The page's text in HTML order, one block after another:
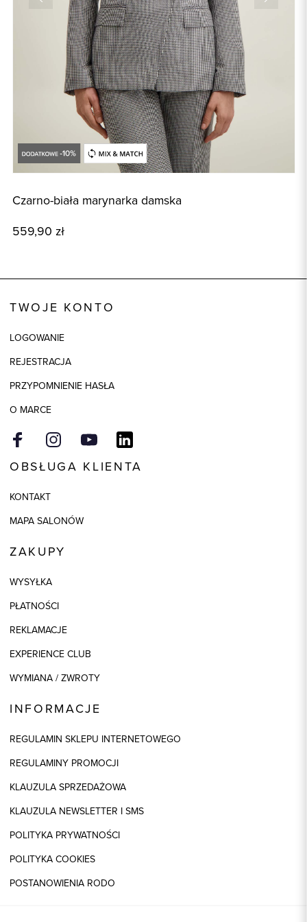
Czarno-biała marynarka damska
559,90 zł
TWOJE KONTO
LOGOWANIE
REJESTRACJA
PRZYPOMNIENIE HASŁA
O MARCE
OBSŁUGA KLIENTA
KONTAKT
MAPA SALONÓW
ZAKUPY
WYSYŁKA
PŁATNOŚCI
REKLAMACJE
EXPERIENCE CLUB
WYMIANA / ZWROTY
INFORMACJE
REGULAMIN SKLEPU INTERNETOWEGO
REGULAMINY PROMOCJI
KLAUZULA SPRZEDAŻOWA
KLAUZULA NEWSLETTER I SMS
POLITYKA PRYWATNOŚCI
POLITYKA COOKIES
POSTANOWIENIA RODO